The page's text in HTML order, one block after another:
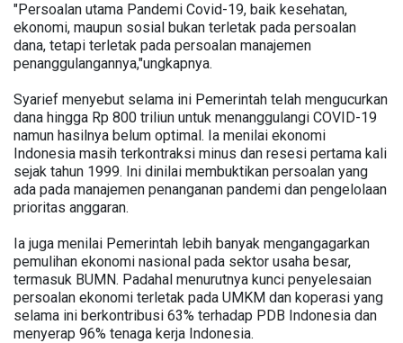
"Persoalan utama Pandemi Covid-19, baik kesehatan,
ekonomi, maupun sosial bukan terletak pada persoalan
dana, tetapi terletak pada persoalan manajemen
penanggulangannya,"ungkapnya.
Syarief menyebut selama ini Pemerintah telah mengucurkan
dana hingga Rp 800 triliun untuk menanggulangi COVID-19
namun hasilnya belum optimal. Ia menilai ekonomi
Indonesia masih terkontraksi minus dan resesi pertama kali
sejak tahun 1999. Ini dinilai membuktikan persoalan yang
ada pada manajemen penanganan pandemi dan pengelolaan
prioritas anggaran.
Ia juga menilai Pemerintah lebih banyak mengangagarkan
pemulihan ekonomi nasional pada sektor usaha besar,
termasuk BUMN. Padahal menurutnya kunci penyelesaian
persoalan ekonomi terletak pada UMKM dan koperasi yang
selama ini berkontribusi 63% terhadap PDB Indonesia dan
menyerap 96% tenaga kerja Indonesia.